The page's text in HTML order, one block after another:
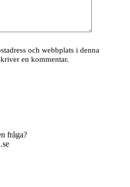
och webbplats i denna
en kommentar.
fråga?